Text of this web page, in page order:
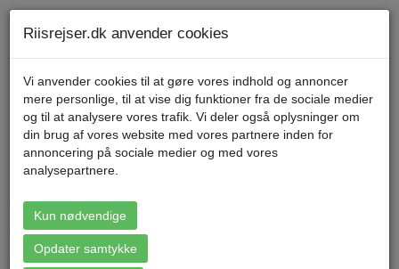
Menu
Booking: Bornholmerweekend
på Hotel Villum
Riisrejser.dk anvender cookies
Vi anvender cookies til at gøre vores indhold og annoncer
mere personlige, til at vise dig funktioner fra de sociale medier
og til at analysere vores trafik. Vi deler også oplysninger om
din brug af vores website med vores partnere inden for
annoncering på sociale medier og med vores
analysepartnere.
Kun nødvendige
Opdater samtykke